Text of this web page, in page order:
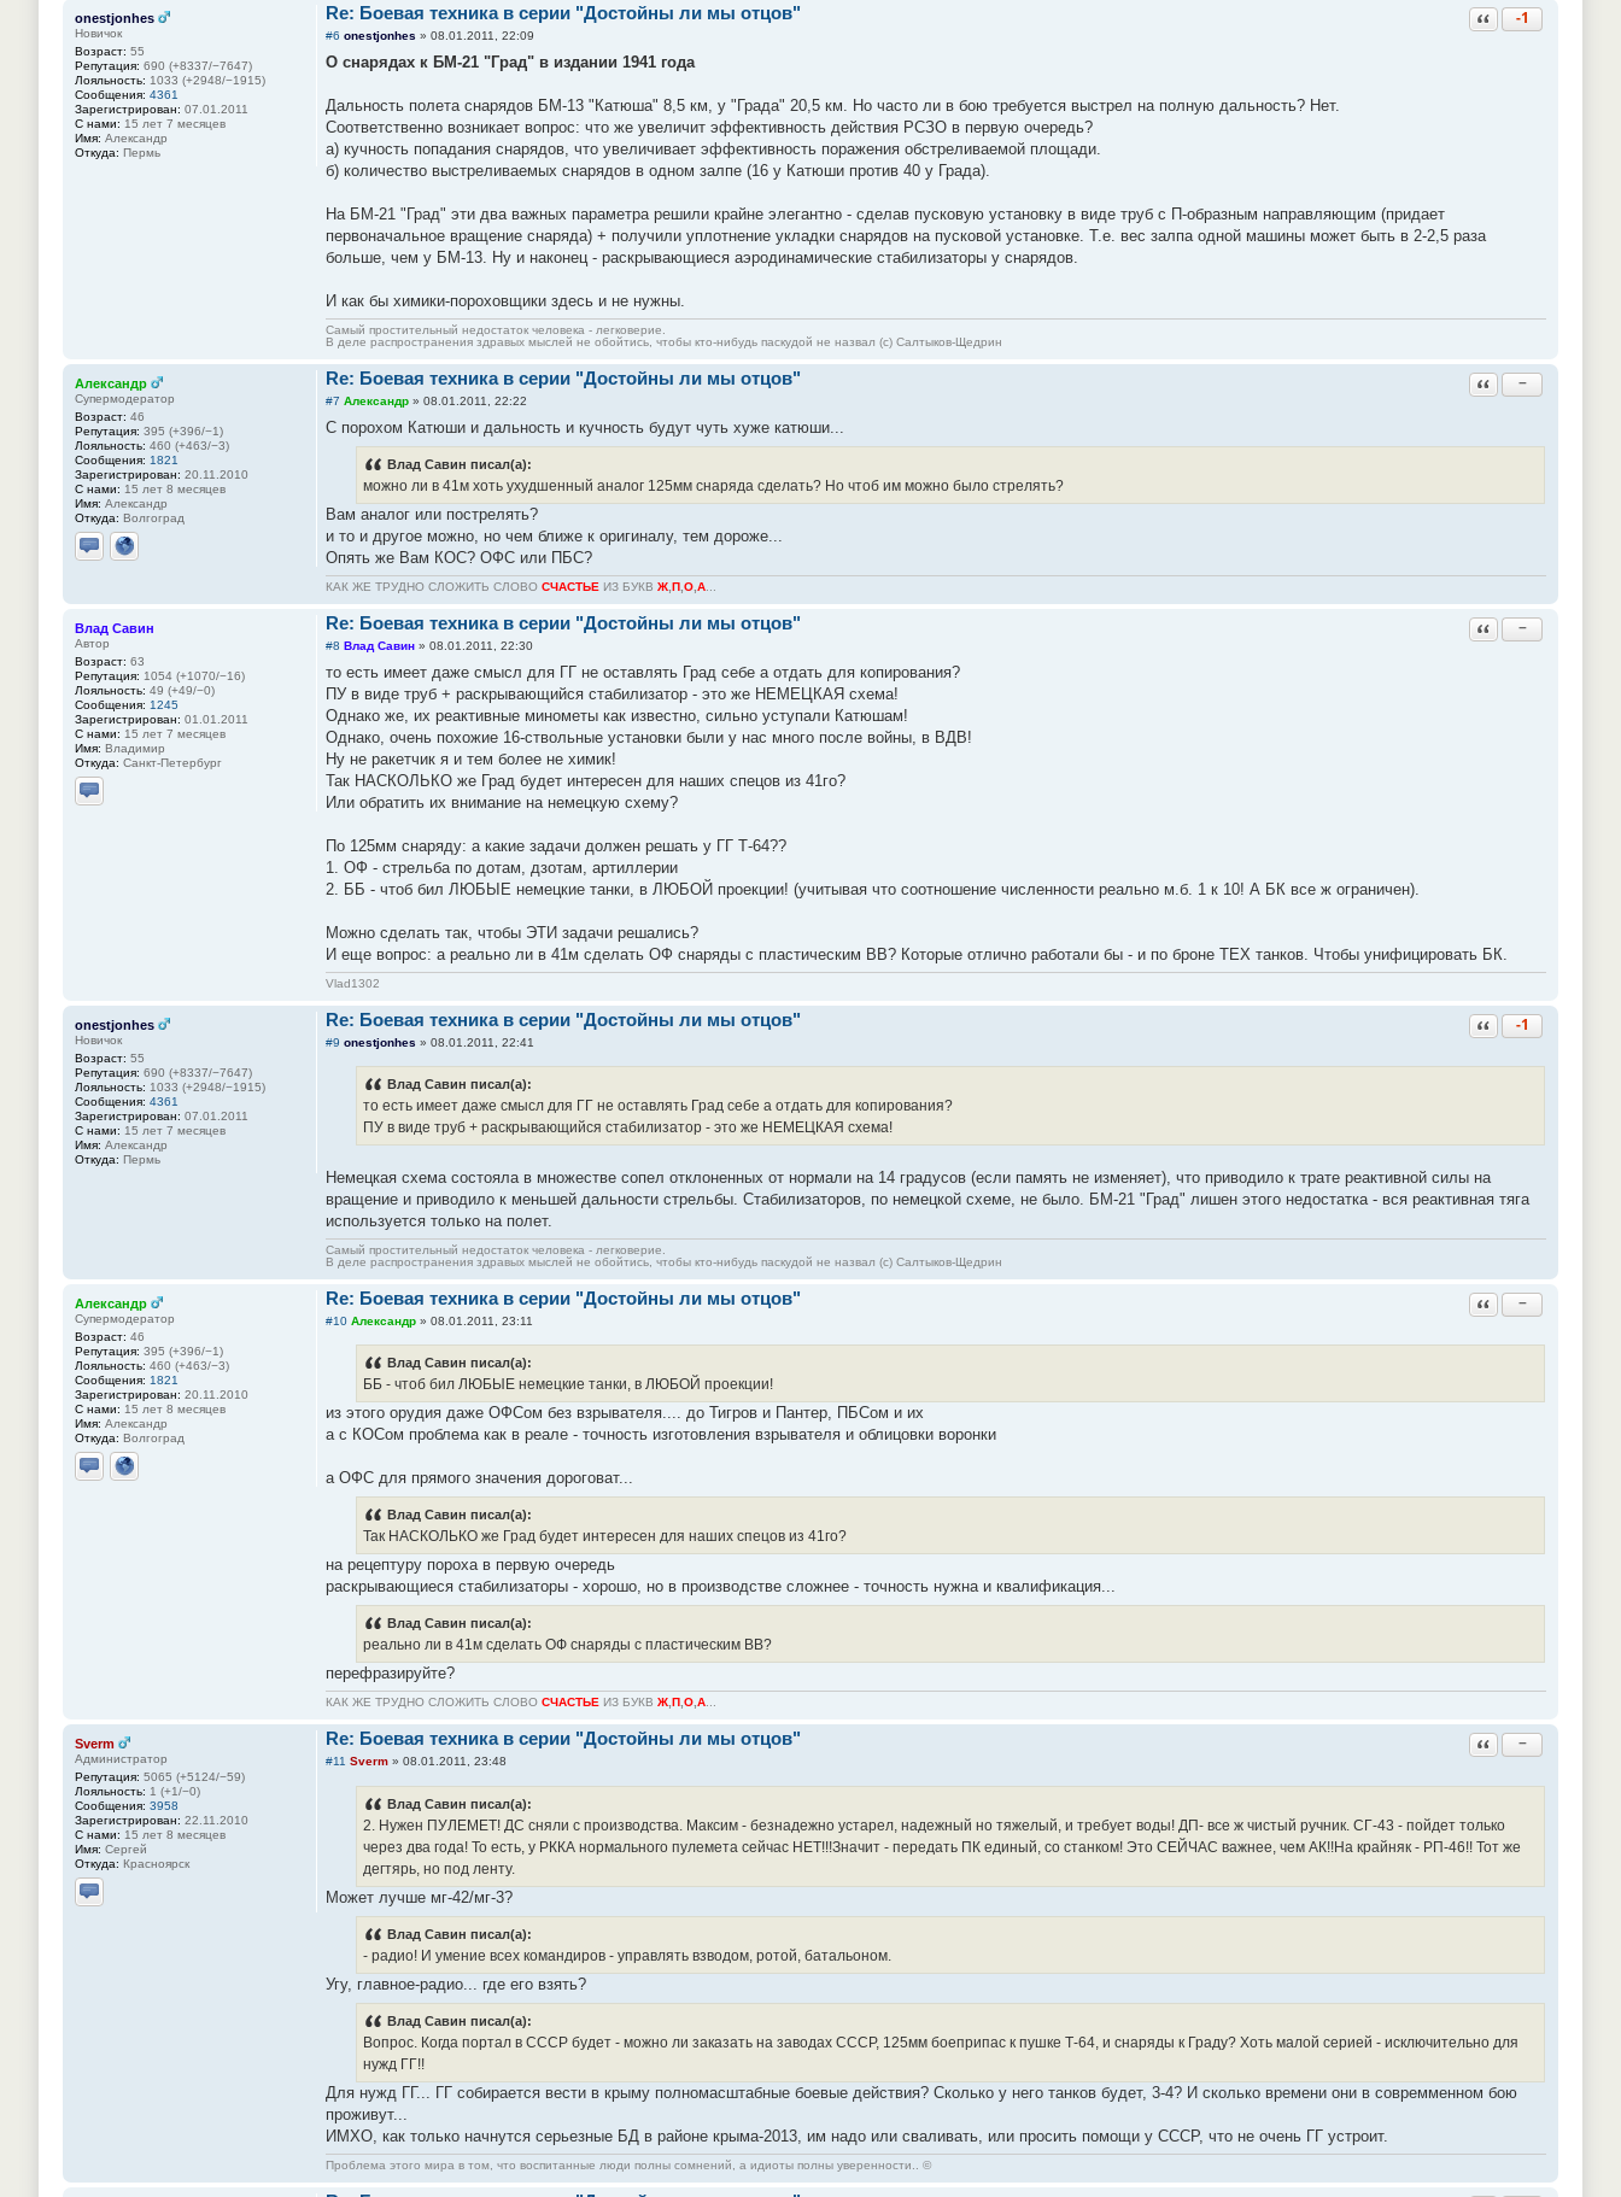
onestjonhes
Новичок
Возраст: 55
Репутация: 690 (+8337/−7647)
Лояльность: 1033 (+2948/−1915)
Сообщения: 4361
Зарегистрирован: 07.01.2011
С нами: 15 лет 7 месяцев
Имя: Александр
Откуда: Пермь
Re: Боевая техника в серии "Достойны ли мы отцов" Ответить с цитатой
-1
#6 onestjonhes » 08.01.2011, 22:09
О снарядах к БМ-21 "Град" в издании 1941 года
Дальность полета снарядов БМ-13 "Катюша" 8,5 км, у "Града" 20,5 км. Но часто ли в бою требуется выстрел на полную дальность? Нет.
Соответственно возникает вопрос: что же увеличит эффективность действия РСЗО в первую очередь?
а) кучность попадания снарядов, что увеличивает эффективность поражения обстреливаемой площади.
б) количество выстреливаемых снарядов в одном залпе (16 у Катюши против 40 у Града).
На БМ-21 "Град" эти два важных параметра решили крайне элегантно - сделав пусковую установку в виде труб с П-образным направляющим (придает
первоначальное вращение снаряда) + получили уплотнение укладки снарядов на пусковой установке. Т.е. вес залпа одной машины может быть в 2-2,5 раза
больше, чем у БМ-13. Ну и наконец - раскрывающиеся аэродинамические стабилизаторы у снарядов.
И как бы химики-пороховщики здесь и не нужны.
Самый простительный недостаток человека - легковерие.
В деле распространения здравых мыслей не обойтись, чтобы кто-нибудь паскудой не назвал (c) Салтыков-Щедрин
Александр
Супермодератор
Возраст: 46
Репутация: 395 (+396/−1)
Лояльность: 460 (+463/−3)
Сообщения: 1821
Зарегистрирован: 20.11.2010
С нами: 15 лет 8 месяцев
Имя: Александр
Откуда: Волгоград
Отправить личное сообщение
Сайт
Re: Боевая техника в серии "Достойны ли мы отцов" Ответить с цитатой
−
#7 Александр » 08.01.2011, 22:22
С порохом Катюши и дальность и кучность будут чуть хуже катюши...
Влад Савин писал(а):
можно ли в 41м хоть ухудшенный аналог 125мм снаряда сделать? Но чтоб им можно было стрелять?
Вам аналог или пострелять?
и то и другое можно, но чем ближе к оригиналу, тем дороже...
Опять же Вам КОС? ОФС или ПБС?
КАК ЖЕ ТРУДНО СЛОЖИТЬ СЛОВО СЧАСТЬЕ ИЗ БУКВ Ж П О А
Влад Савин
Автор
Возраст: 63
Репутация: 1054 (+1070/−16)
Лояльность: 49 (+49/−0)
Сообщения: 1245
Зарегистрирован: 01.01.2011
С нами: 15 лет 7 месяцев
Имя: Владимир
Откуда: Санкт-Петербург
Отправить личное сообщение
Re: Боевая техника в серии "Достойны ли мы отцов" Ответить с цитатой
−
#8 Влад Савин » 08.01.2011, 22:30
то есть имеет даже смысл для ГГ не оставлять Град себе а отдать для копирования?
ПУ в виде труб + раскрывающийся стабилизатор - это же НЕМЕЦКАЯ схема!
Однако же, их реактивные минометы как известно, сильно уступали Катюшам!
Однако, очень похожие 16-ствольные установки были у нас много после войны, в ВДВ!
Ну не ракетчик я и тем более не химик!
Так НАСКОЛЬКО же Град будет интересен для наших спецов из 41го?
Или обратить их внимание на немецкую схему?
По 125мм снаряду: а какие задачи должен решать у ГГ Т-64??
1. ОФ - стрельба по дотам, дзотам, артиллерии
2. ББ - чтоб бил ЛЮБЫЕ немецкие танки, в ЛЮБОЙ проекции! (учитывая что соотношение численности реально м.б. 1 к 10! А БК все ж ограничен).
Можно сделать так, чтобы ЭТИ задачи решались?
И еще вопрос: а реально ли в 41м сделать ОФ снаряды с пластическим ВВ? Которые отлично работали бы - и по броне ТЕХ танков. Чтобы унифицировать БК.
Vlad1302
onestjonhes
Новичок
Возраст: 55
Репутация: 690 (+8337/−7647)
Лояльность: 1033 (+2948/−1915)
Сообщения: 4361
Зарегистрирован: 07.01.2011
С нами: 15 лет 7 месяцев
Имя: Александр
Откуда: Пермь
Re: Боевая техника в серии "Достойны ли мы отцов" Ответить с цитатой
-1
#9 onestjonhes » 08.01.2011, 22:41
Влад Савин писал(а):
то есть имеет даже смысл для ГГ не оставлять Град себе а отдать для копирования?
ПУ в виде труб + раскрывающийся стабилизатор - это же НЕМЕЦКАЯ схема!
Немецкая схема состояла в множестве сопел отклоненных от нормали на 14 градусов (если память не изменяет), что приводило к трате реактивной силы на
вращение и приводило к меньшей дальности стрельбы. Стабилизаторов, по немецкой схеме, не было. БМ-21 "Град" лишен этого недостатка - вся реактивная тяга
используется только на полет.
Самый простительный недостаток человека - легковерие.
В деле распространения здравых мыслей не обойтись, чтобы кто-нибудь паскудой не назвал (c) Салтыков-Щедрин
Александр
Супермодератор
Возраст: 46
Репутация: 395 (+396/−1)
Лояльность: 460 (+463/−3)
Сообщения: 1821
Зарегистрирован: 20.11.2010
С нами: 15 лет 8 месяцев
Имя: Александр
Откуда: Волгоград
Отправить личное сообщение
Сайт
Re: Боевая техника в серии "Достойны ли мы отцов" Ответить с цитатой
−
#10 Александр » 08.01.2011, 23:11
Влад Савин писал(а):
ББ - чтоб бил ЛЮБЫЕ немецкие танки, в ЛЮБОЙ проекции!
из этого орудия даже ОФСом без взрывателя.... до Тигров и Пантер, ПБСом и их
а с КОСом проблема как в реале - точность изготовления взрывателя и облицовки воронки
а ОФС для прямого значения дороговат...
Влад Савин писал(а):
Так НАСКОЛЬКО же Град будет интересен для наших спецов из 41го?
на рецептуру пороха в первую очередь
раскрывающиеся стабилизаторы - хорошо, но в производстве сложнее - точность нужна и квалификация...
Влад Савин писал(а):
реально ли в 41м сделать ОФ снаряды с пластическим ВВ?
перефразируйте?
КАК ЖЕ ТРУДНО СЛОЖИТЬ СЛОВО СЧАСТЬЕ ИЗ БУКВ Ж, П,О,А...
Sverm
Администратор
Репутация: 5065 (+5124/−59)
Лояльность: 1 (+1/−0)
Сообщения: 3958
Зарегистрирован: 22.11.2010
С нами: 15 лет 8 месяцев
Имя: Сергей
Откуда: Красноярск
Отправить личное сообщение
Re: Боевая техника в серии "Достойны ли мы отцов" Ответить с цитатой
−
#11 Sverm » 08.01.2011, 23:48
Влад Савин писал(а):
2. Нужен ПУЛЕМЕТ! ДС сняли с производства. Максим - безнадежно устарел, надежный но тяжелый, и требует воды! ДП- все ж чистый ручник. СГ-43 - пойдет только
через два года! То есть, у РККА нормального пулемета сейчас НЕТ!!!Значит - передать ПК единый, со станком! Это СЕЙЧАС важнее, чем АК!!На крайняк - РП-46!! Тот же
дегтярь, но под ленту.
Может лучше мг-42/мг-3?
Влад Савин писал(а):
- радио! И умение всех командиров - управлять взводом, ротой, батальоном.
Угу, главное-радио... где его взять?
Влад Савин писал(а):
Вопрос. Когда портал в СССР будет - можно ли заказать на заводах СССР, 125мм боеприпас к пушке Т-64, и снаряды к Граду? Хоть малой серией - исключительно для
нужд ГГ!!
Для нужд ГГ... ГГ собирается вести в крыму полномасштабные боевые действия? Сколько у него танков будет, 3-4? И сколько времени они в совремменном бою
проживут...
ИМХО, как только начнутся серьезные БД в районе крыма-2013, им надо или сваливать, или просить помощи у СССР, что не очень ГГ устроит.
Проблема этого мира в том, что воспитанные люди полны сомнений, а идиоты полны уверенности.. ©